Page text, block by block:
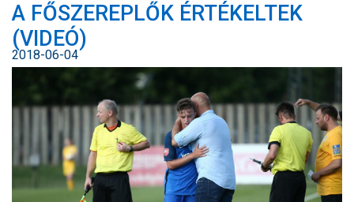
JEGYÉRTÉKESÍTÉS
WEBSHOP
STADION
NYITÓLAP
HÍREK
CSAPATOK
MÉRKŐZÉSEK
A FŐSZEREPLŐK ÉRTÉKELTEK
(VIDEÓ)
2018-06-04